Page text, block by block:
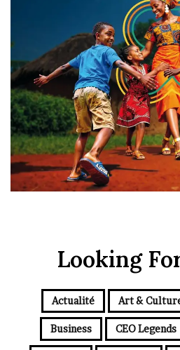
Looking
Actualité Art &
Business CEO Legends